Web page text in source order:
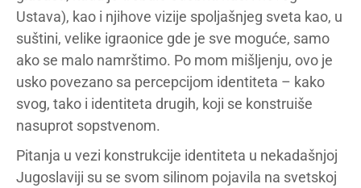
Ustava), kao i njihove vizije spoljašnjeg sveta kao, u
suštini, velike igraonice gde je sve moguće, samo
ako se malo namrštimo. Po mom mišljenju, ovo je
usko povezano sa percepcijom identiteta – kako
svog, tako i identiteta drugih, koji se konstruiše
nasuprot sopstvenom.
Pitanja u vezi konstrukcije identiteta u nekadašnjoj
Jugoslaviji su se svom silinom pojavila na svetskoj